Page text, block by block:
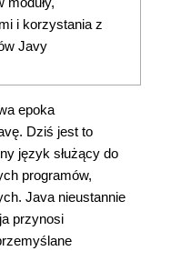
i korzystania z
Javy
epoka
Dziś jest to
język służący do
programów,
Java nieustannie
przynosi